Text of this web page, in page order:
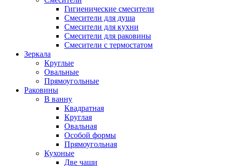
Гигиенические смесители
Смесители для душа
Смесители для кухни
Смесители для раковины
Смесители с термостатом
Зеркала
Круглые
Овальные
Прямоугольные
Раковины
В ванну
Квадратная
Круглая
Овальная
Особой формы
Прямоугольная
Кухоные
Две чаши